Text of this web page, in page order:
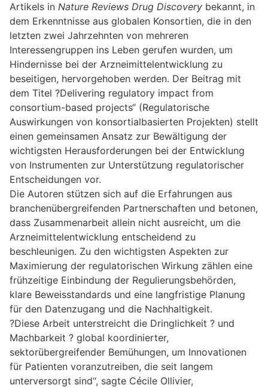
Artikels in Nature Reviews Drug Discovery bekannt, in
dem Erkenntnisse aus globalen Konsortien, die in den
letzten zwei Jahrzehnten von mehreren
Interessengruppen ins Leben gerufen wurden, um
Hindernisse bei der Arzneimittelentwicklung zu
beseitigen, hervorgehoben werden. Der Beitrag mit
dem Titel ?Delivering regulatory impact from
consortium-based projects“ (Regulatorische
Auswirkungen von konsortialbasierten Projekten) stellt
einen gemeinsamen Ansatz zur Bewältigung der
wichtigsten Herausforderungen bei der Entwicklung
von Instrumenten zur Unterstützung regulatorischer
Entscheidungen vor.
Die Autoren stützen sich auf die Erfahrungen aus
branchenübergreifenden Partnerschaften und betonen,
dass Zusammenarbeit allein nicht ausreicht, um die
Arzneimittelentwicklung entscheidend zu
beschleunigen. Zu den wichtigsten Aspekten zur
Maximierung der regulatorischen Wirkung zählen eine
frühzeitige Einbindung der Regulierungsbehörden,
klare Beweisstandards und eine langfristige Planung
für den Datenzugang und die Nachhaltigkeit.
?Diese Arbeit unterstreicht die Dringlichkeit ? und
Machbarkeit ? global koordinierter,
sektorübergreifender Bemühungen, um Innovationen
für Patienten voranzutreiben, die seit langem
unterversorgt sind“, sagte Cécile Ollivier,